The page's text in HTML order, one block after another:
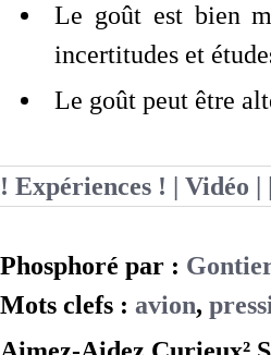
Le goût est bien
incertitudes et
Le goût peut être
! Expériences ! | Vidéo |
Phosphoré par :
Mots clefs : avion,